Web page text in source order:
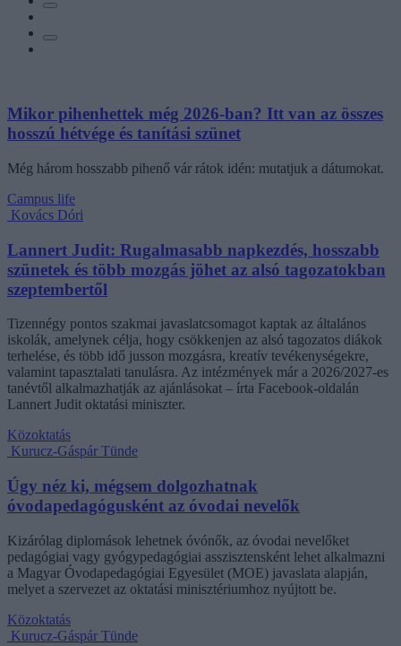
Mikor pihenhettek még 2026-ban? Itt van az összes
hosszú hétvége és tanítási szünet
Még három hosszabb pihenő vár rátok idén: mutatjuk a dátumokat.
Campus life
Kovács Dóri
Lannert Judit: Rugalmasabb napkezdés, hosszabb
szünetek és több mozgás jöhet az alsó tagozatokban
szeptembertől
Tizennégy pontos szakmai javaslatcsomagot kaptak az általános
iskolák, amelynek célja, hogy csökkenjen az alsó tagozatos diákok
terhelése, és több idő jusson mozgásra, kreatív tevékenységekre,
valamint tapasztalati tanulásra. Az intézmények már a 2026/2027-es
tanévtől alkalmazhatják az ajánlásokat – írta Facebook-oldalán
Lannert Judit oktatási miniszter.
Közoktatás
Kurucz-Gáspár Tünde
Úgy néz ki, mégsem dolgozhatnak
óvodapedagógusként az óvodai nevelők
Kizárólag diplomások lehetnek óvónők, az óvodai nevelőket
pedagógiai vagy gyógypedagógiai asszisztensként lehet alkalmazni
a Magyar Óvodapedagógiai Egyesület (MOE) javaslata alapján,
melyet a szervezet az oktatási minisztériumhoz nyújtott be.
Közoktatás
Kurucz-Gáspár Tünde